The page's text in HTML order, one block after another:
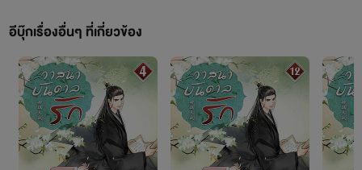
เผยแพร่อย่างเป็นทางการโดย OokbeeU และ China Literature
เจ้าของลิขสิทธิ์ต้นฉบับ China Literature
อีบุ๊กเรื่องอื่นๆ ที่เกี่ยวข้อง